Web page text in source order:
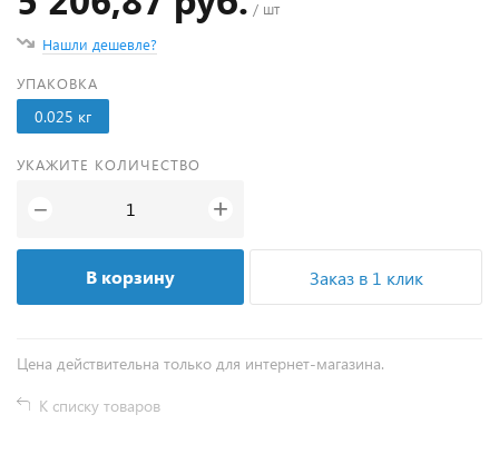
/ шт
Нашли дешевле?
УПАКОВКА
0.025 кг
УКАЖИТЕ КОЛИЧЕСТВО
− +
В корзину Заказ в 1 клик
Цена действительна только для интернет-магазина.
К списку товаров